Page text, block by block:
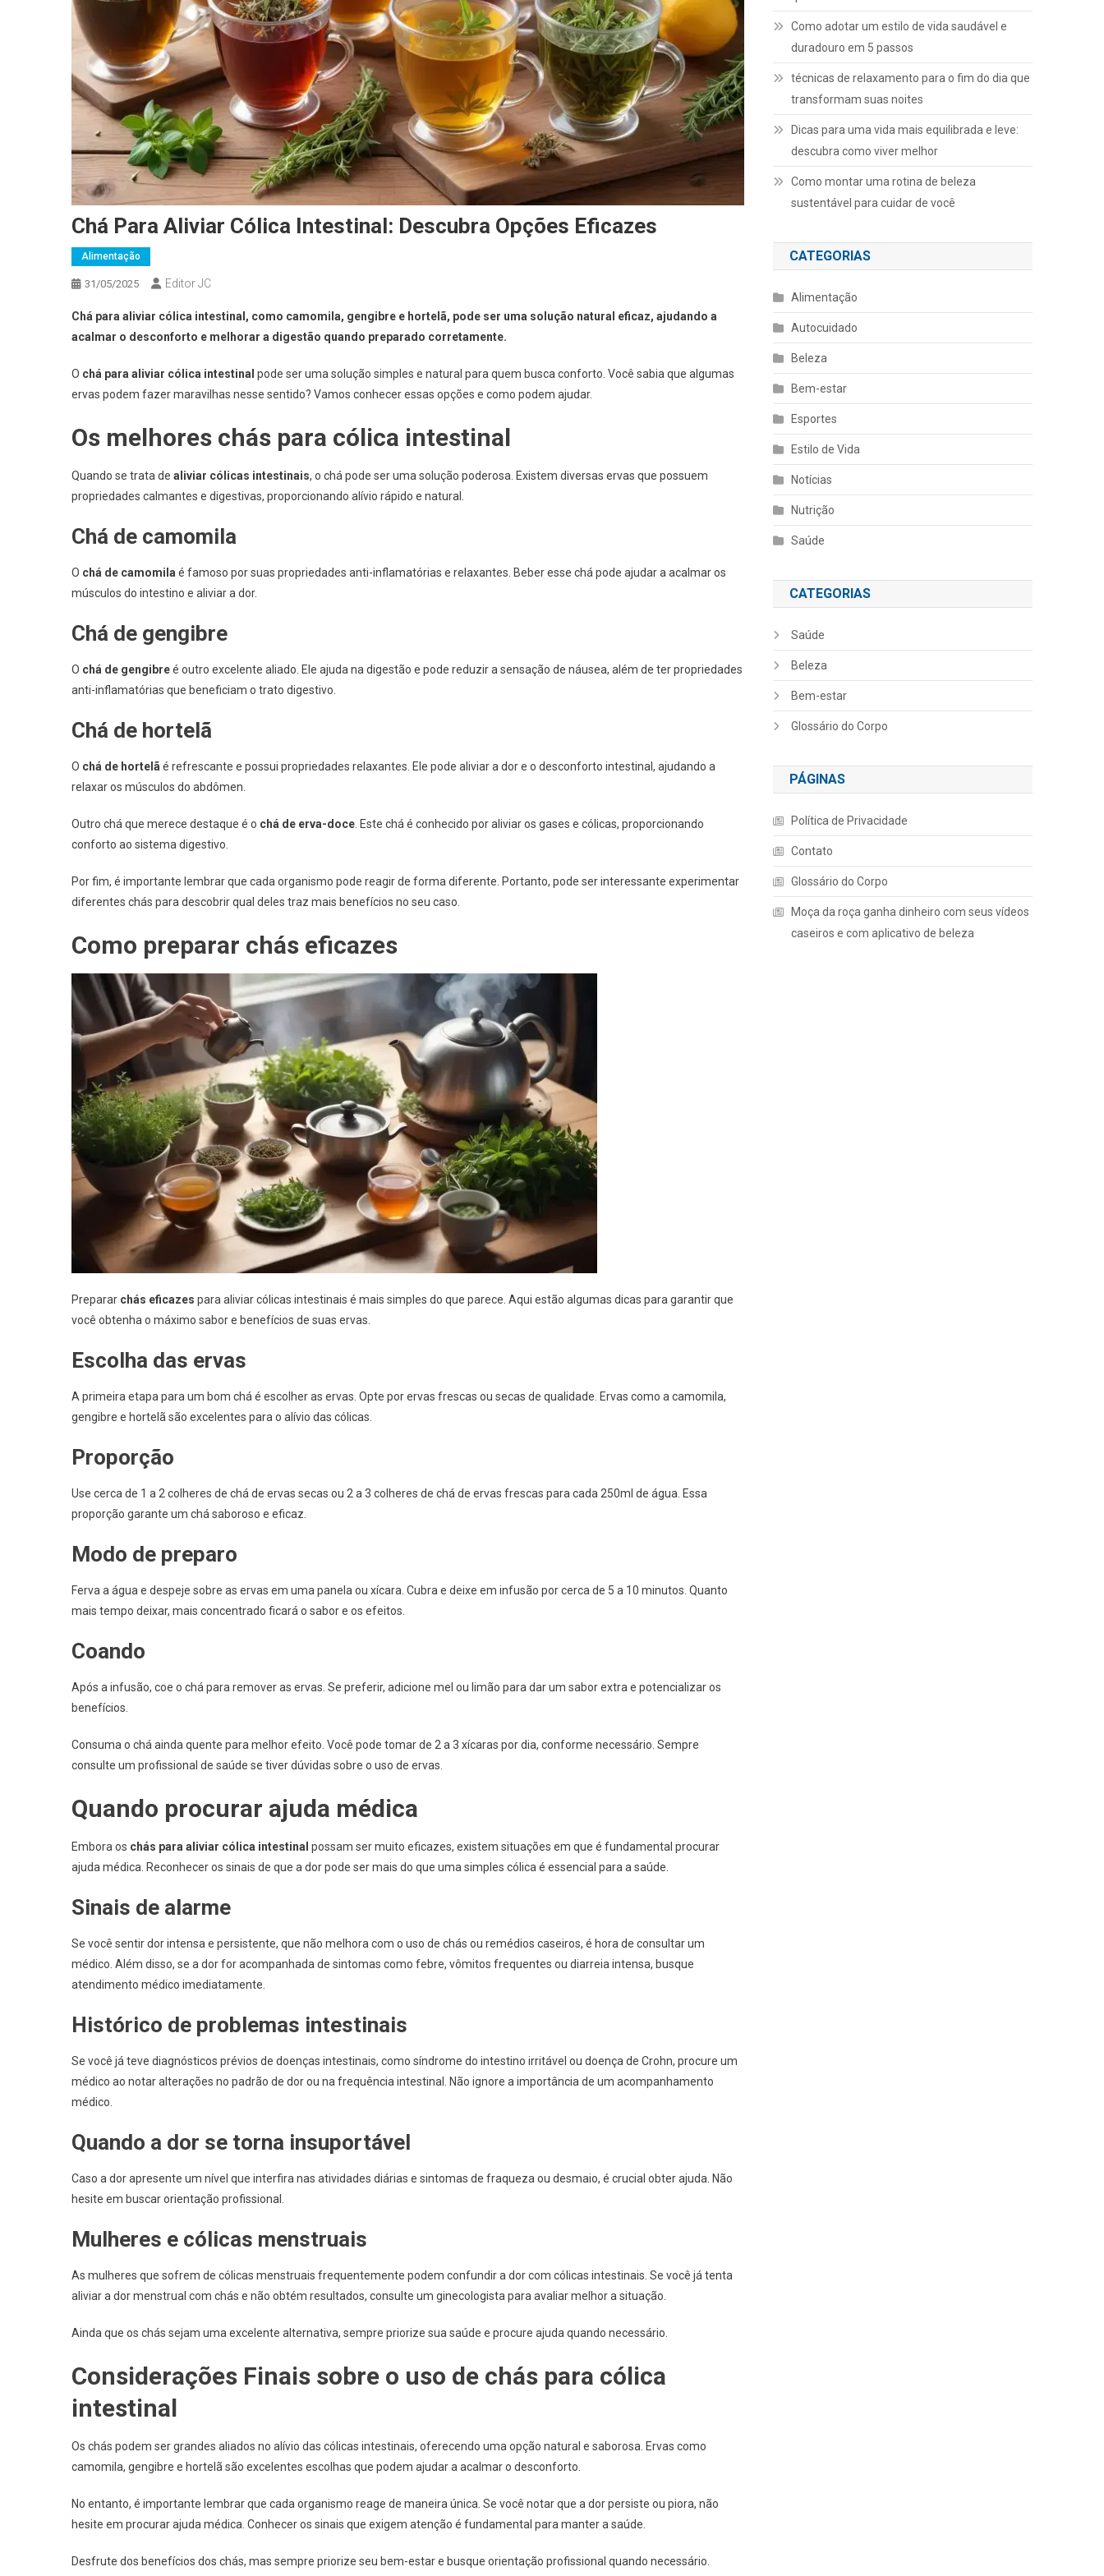
Chá Para Aliviar Cólica Intestinal: Descubra Opções Eficazes
Alimentação
31/05/2025 Editor JC
Chá para aliviar cólica intestinal, como camomila, gengibre e hortelã, pode ser uma solução natural eficaz, ajudando a
acalmar o desconforto e melhorar a digestão quando preparado corretamente.
O chá para aliviar cólica intestinal pode ser uma solução simples e natural para quem busca conforto. Você sabia que algumas
ervas podem fazer maravilhas nesse sentido? Vamos conhecer essas opções e como podem ajudar.
Os melhores chás para cólica intestinal
Quando se trata de aliviar cólicas intestinais, o chá pode ser uma solução poderosa. Existem diversas ervas que possuem
propriedades calmantes e digestivas, proporcionando alívio rápido e natural.
Chá de camomila
O chá de camomila é famoso por suas propriedades anti-inflamatórias e relaxantes. Beber esse chá pode ajudar a acalmar os
músculos do intestino e aliviar a dor.
Chá de gengibre
O chá de gengibreé outro excelente aliado. Ele ajuda na digestão e pode reduzir a sensação de náusea, além de ter propriedades
anti-inflamatórias que beneficiam o trato digestivo.
Chá de hortelã
O chá de hortelã é refrescante e possui propriedades relaxantes. Ele pode aliviar a dor e o desconforto intestinal, ajudando a
relaxar os músculos do abdômen.
Outro chá que merece destaque é o chá de erva-doce . Este chá é conhecido por aliviar os gases e cólicas, proporcionando
conforto ao sistema digestivo.
Por fim, é importante lembrar que cada organismo pode reagir de forma diferente. Portanto, pode ser interessante experimentar
diferentes chás para descobrir qual deles traz mais benefícios no seu caso.
Como preparar chás eficazes
Preparar chás eficazes para aliviar cólicas intestinais é mais simples do que parece. Aqui estão algumas dicas para garantir que
você obtenha o máximo sabor e benefícios de suas ervas.
Escolha das ervas
A primeira etapa para um bom chá é escolher as ervas. Opte por ervas frescas ou secas de qualidade. Ervas como a camomila,
gengibre e hortelã são excelentes para o alívio das cólicas.
Proporção
Use cerca de 1 a 2 colheres de chá de ervas secas ou 2 a 3 colheres de chá de ervas frescas para cada 250ml de água. Essa
proporção garante um chá saboroso e eficaz.
Modo de preparo
Ferva a água e despeje sobre as ervas em uma panela ou xícara. Cubra e deixe em infusão por cerca de 5 a 10 minutos. Quanto
mais tempo deixar, mais concentrado ficará o sabor e os efeitos.
Coando
Após a infusão, coe o chá para remover as ervas. Se preferir, adicione mel ou limão para dar um sabor extra e potencializar os
benefícios.
Consuma o chá ainda quente para melhor efeito. Você pode tomar de 2 a 3 xícaras por dia, conforme necessário. Sempre
consulte um profissional de saúde se tiver dúvidas sobre o uso de ervas.
Quando procurar ajuda médica
Embora os chás para aliviar cólica intestinal possam ser muito eficazes, existem situações em que é fundamental procurar
ajuda médica. Reconhecer os sinais de que a dor pode ser mais do que uma simples cólica é essencial para a saúde.
Sinais de alarme
Se você sentir dor intensa e persistente, que não melhora com o uso de chás ou remédios caseiros, é hora de consultar um
médico. Além disso, se a dor for acompanhada de sintomas como febre, vômitos frequentes ou diarreia intensa, busque
atendimento médico imediatamente.
Histórico de problemas intestinais
Se você já teve diagnósticos prévios de doenças intestinais, como síndrome do intestino irritável ou doença de Crohn, procure um
médico ao notar alterações no padrão de dor ou na frequência intestinal. Não ignore a importância de um acompanhamento
médico.
Quando a dor se torna insuportável
Caso a dor apresente um nível que interfira nas atividades diárias e sintomas de fraqueza ou desmaio, é crucial obter ajuda. Não
hesite em buscar orientação profissional.
Mulheres e cólicas menstruais
As mulheres que sofrem de cólicas menstruais frequentemente podem confundir a dor com cólicas intestinais. Se você já tenta
aliviar a dor menstrual com chás e não obtém resultados, consulte um ginecologista para avaliar melhor a situação.
Ainda que os chás sejam uma excelente alternativa, sempre priorize sua saúde e procure ajuda quando necessário.
Considerações Finais sobre o uso de chás para cólica
intestinal
Os chás podem ser grandes aliados no alívio das cólicas intestinais, oferecendo uma opção natural e saborosa. Ervas como
camomila, gengibre e hortelã são excelentes escolhas que podem ajudar a acalmar o desconforto.
No entanto, é importante lembrar que cada organismo reage de maneira única. Se você notar que a dor persiste ou piora, não
hesite em procurar ajuda médica. Conhecer os sinais que exigem atenção é fundamental para manter a saúde.
Desfrute dos benefícios dos chás, mas sempre priorize seu bem-estar e busque orientação profissional quando necessário.
Como adotar um estilo de vida saudável e
duradouro em 5 passos
técnicas de relaxamento para o fim do dia que
transformam suas noites
Dicas para uma vida mais equilibrada e leve:
descubra como viver melhor
Como montar uma rotina de beleza
sustentável para cuidar de você
CATEGORIAS
Alimentação
Autocuidado
Beleza
Bem-estar
Esportes
Estilo de Vida
Notícias
Nutrição
Saúde
CATEGORIAS
Saúde
Beleza
Bem-estar
Glossário do Corpo
PÁGINAS
Política de Privacidade
Contato
Glossário do Corpo
Moça da roça ganha dinheiro com seus vídeos
caseiros e com aplicativo de beleza